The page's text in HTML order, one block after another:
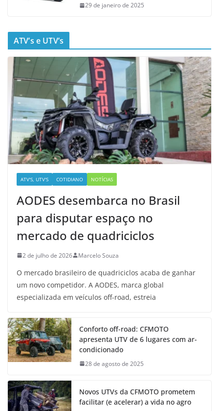
29 de janeiro de 2025
ATV’s e UTV’s
ATV'S, UTV'S COTIDIANO NOTÍCIAS
AODES desembarca no Brasil
para disputar espaço no
mercado de quadriciclos
2 de julho de 2026 Marcelo Souza
O mercado brasileiro de quadriciclos acaba de ganhar
um novo competidor. A AODES, marca global
especializada em veículos off-road, estreia
Conforto off-road: CFMOTO
apresenta UTV de 6 lugares com ar-
condicionado
28 de agosto de 2025
Novos UTVs da CFMOTO prometem
facilitar (e acelerar) a vida no agro